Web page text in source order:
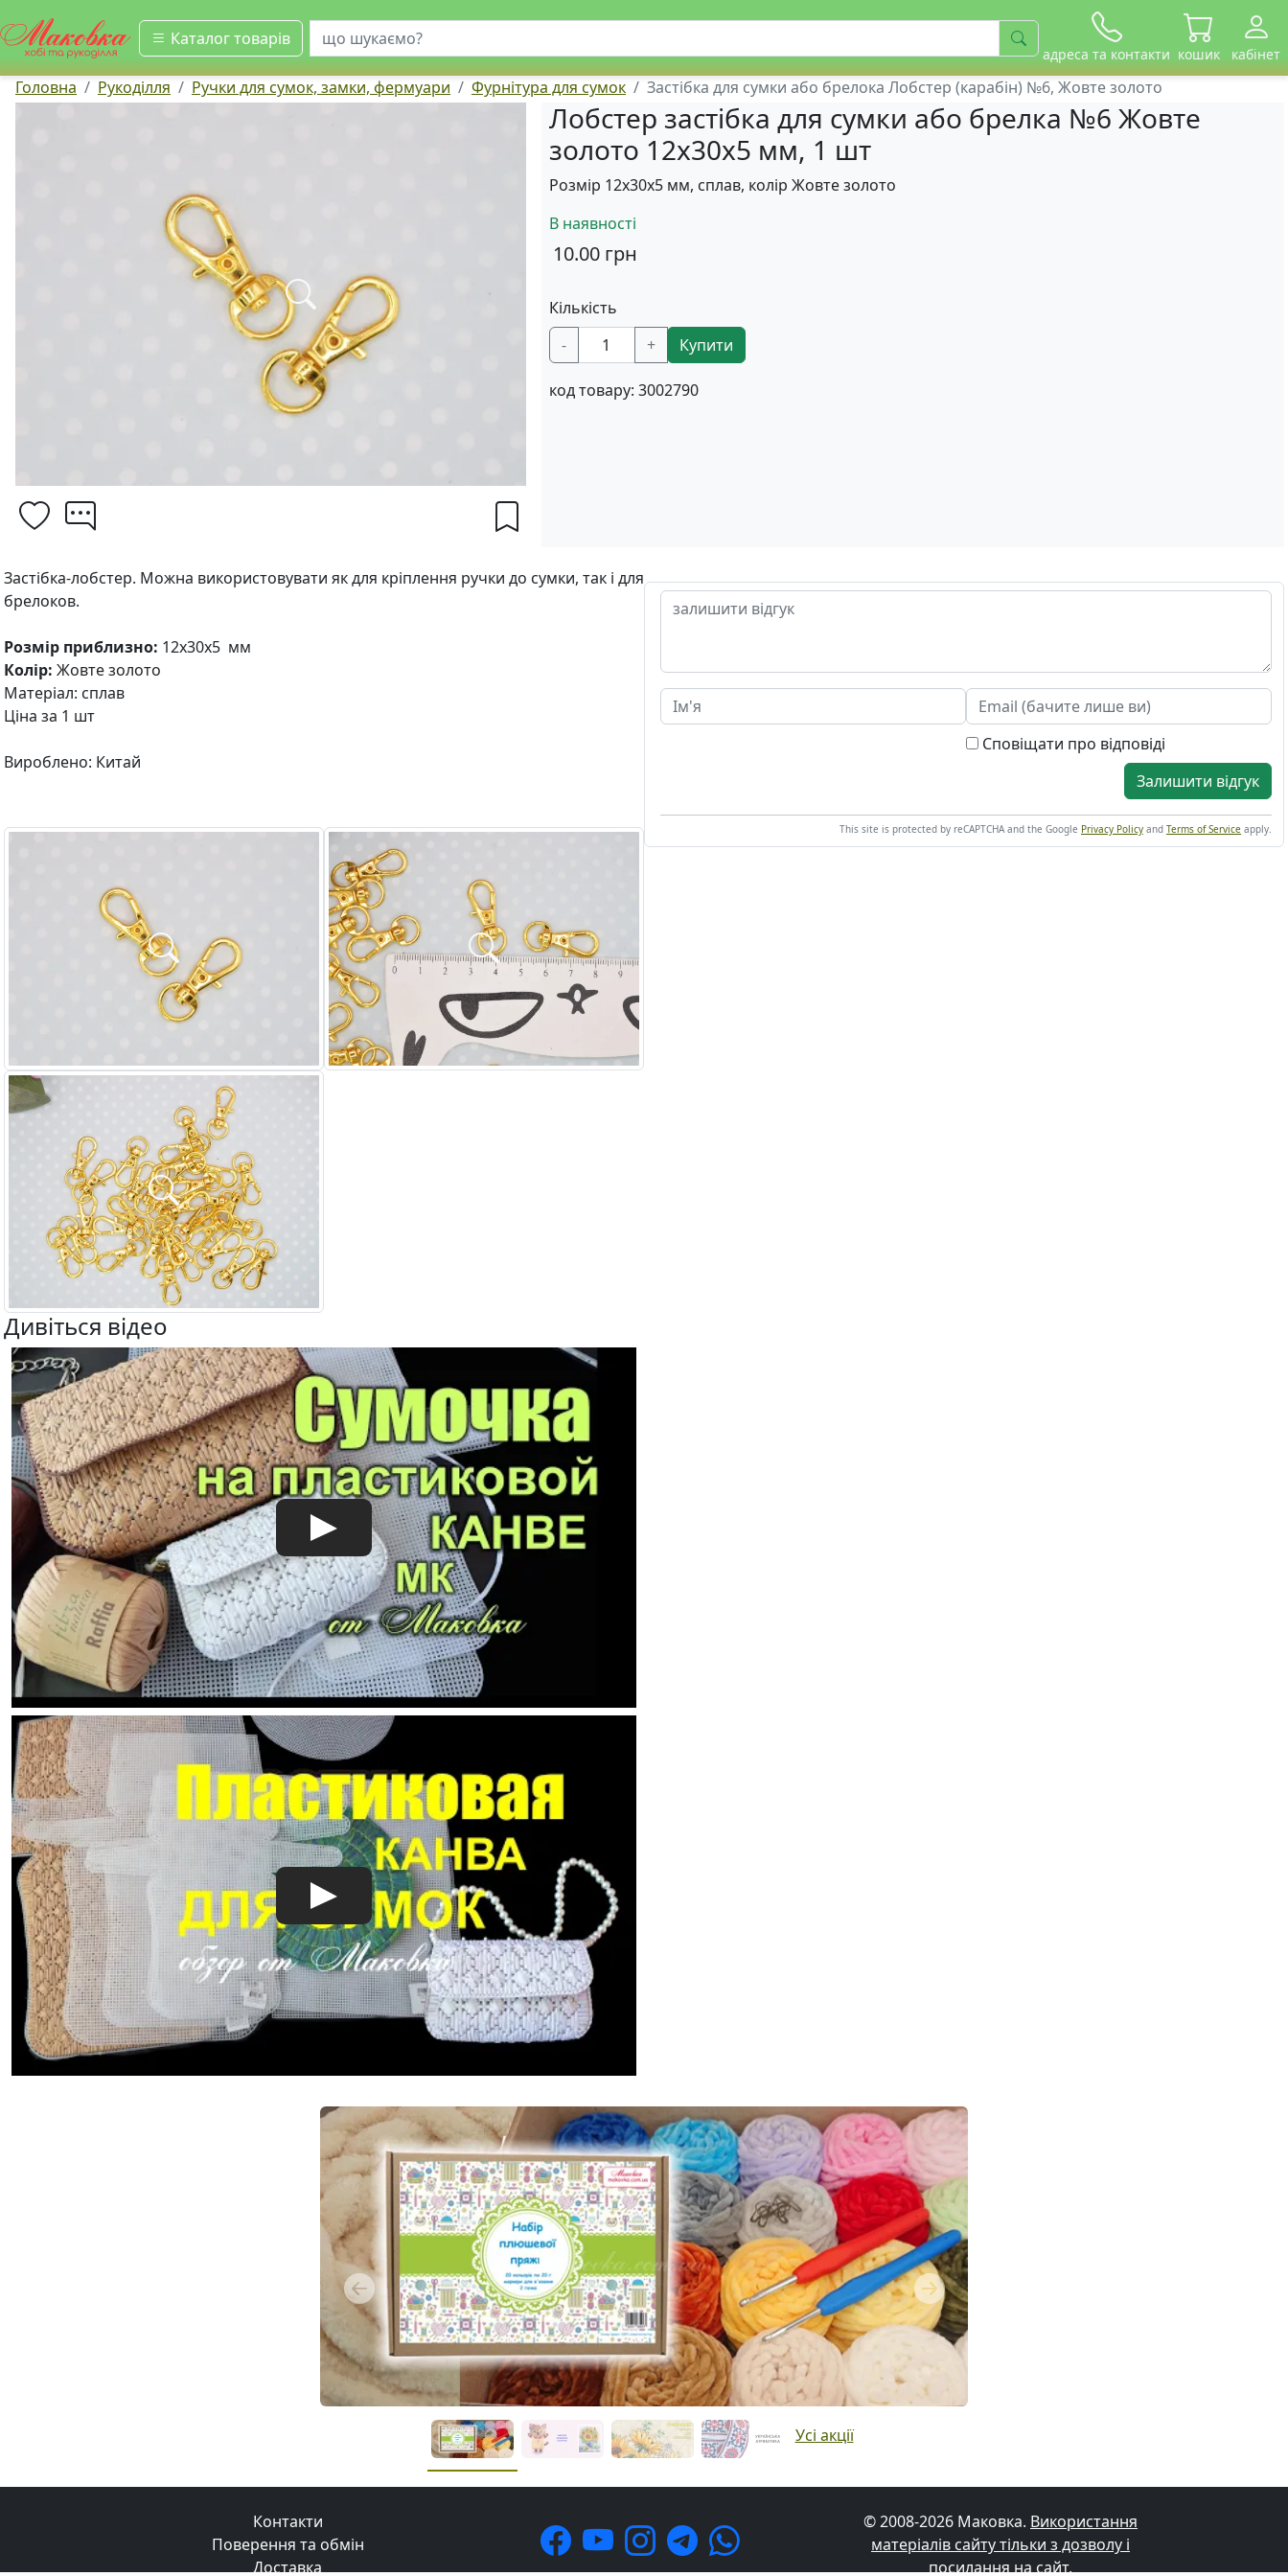
Каталог товарів
шукати
адреса та контакти кошик кабінет
Головна Рукоділля Ручки для сумок, замки, фермуари Фурнітура для сумок Застібка для сумки або брелока Лобстер (карабін) №6, Жовте золото
Лобстер застібка для сумки або брелка №6 Жовте
золото 12x30x5 мм, 1 шт
Розмір 12х30х5 мм, сплав, колір Жовте золото
В наявності
10.00 грн
Кількість
-
+ Купити
код товару: 3002790
Застібка-лобстер. Можна використовувати як для кріплення ручки до сумки, так і для
брелоков.
Розмір приблизно: 12х30х5 мм
Колір: Жовте золото
Матеріал: сплав
Ціна за 1 шт
Вироблено: Китай
Дивіться відео
Сповіщати про відповіді
Залишити відгук
This site is protected by reCAPTCHA and the Google Privacy Policy and Terms of Service apply.
Previous Next
Усі акції
Контакти
Поверення та обмін
Доставка
© 2008-2026 Маковка. Використання
матеріалів сайту тільки з дозволу і
посилання на сайт.